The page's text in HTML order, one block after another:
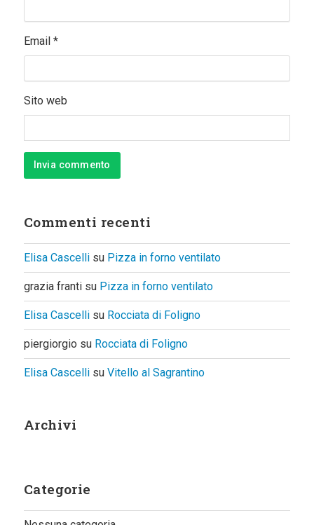
Email *
Sito web
Commenti recenti
Elisa Cascellisu Pizza in forno ventilato
grazia frantisu Pizza in forno ventilato
Elisa Cascellisu Rocciata di Foligno
piergiorgio su Rocciata di Foligno
Elisa Cascellisu Vitello al Sagrantino
Archivi
Categorie